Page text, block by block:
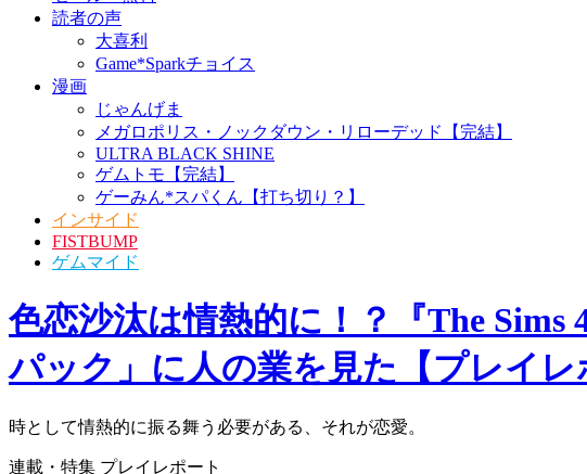
セール・無料
読者の声
大喜利
漫画
じゃんげま
メガロポリス・ノックダ
ウン・リローデッド【完
結】
ULTRA BLACK SHINE
ゲムトモ【完結】
ゲーみん*スパくん【打ち
インサイド
FISTBUMP
ホーム ›連載・特集 ›プレイレポート ›記事 ›写真・画像
色恋沙汰は情熱的に！？『The Sims